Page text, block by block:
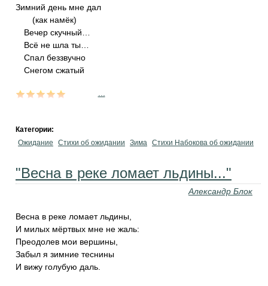
Зимний день мне дал
(как намёк)
Вечер скучный…
Всё не шла ты…
Спал беззвучно
Снегом сжатый
Категории:
Ожидание
Стихи об ожидании Зима Стихи Набокова об ожидании
"Весна в реке ломает льдины..."
Александр Блок
Весна в реке ломает льдины,
И милых мёртвых мне не жаль:
Преодолев мои вершины,
Забыл я зимние теснины
И вижу голубую даль.